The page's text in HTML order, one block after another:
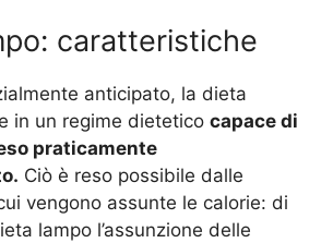
caratteristiche
anticipato, la dieta
in un regime dietetico capace di
praticamente
Ciò è reso possibile dalle
vengono assunte le calorie: di
lampo l’assunzione delle